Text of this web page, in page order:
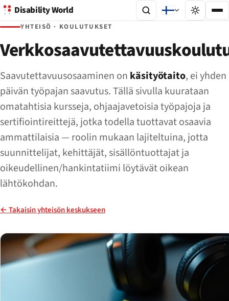
Disability World
YHTEISÖ · KOULUTUKSET
Saavutettavuusosaaminen on käsityötaito, ei yhden
päivän työpajan saavutus. Tällä sivulla kuurataan
omatahtisia kursseja, ohjaajavetoisia työpajoja ja
sertifiointireittejä, jotka todella tuottavat osaavia
ammattilaisia — roolin mukaan lajiteltuina, jotta
suunnittelijat, kehittäjät, sisällöntuottajat ja
oikeudellinen/hankintatiimi löytävät oikean
lähtökohdan.
← Takaisin yhteisön keskukseen